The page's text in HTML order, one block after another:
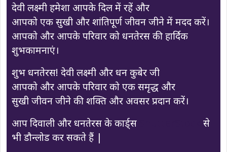
देवी लक्ष्मी हमेशा आपके दिल में रहें और
आपको एक सुखी और शांतिपूर्ण जीवन जीने में मदद करें।
आपको और आपके परिवार को धनतेरस की हार्दिक
शुभकामनाएं।
शुभ धनतेरस! देवी लक्ष्मी और धन कुबेर जी
आपको और आपके परिवार को एक समृद्ध और
सुखी जीवन जीने की शक्ति और अवसर प्रदान करें।
आप दिवाली और धनतेरस के कार्ड्स
से
भी डौन्लोड कर सकते हैं |